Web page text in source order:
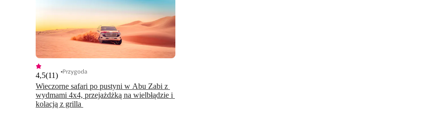
Wieczorne safari po pustyni w Abu Zabi z
wydmami 4x4, przejażdżką na wielbłądzie i
4,5(11) Przygoda